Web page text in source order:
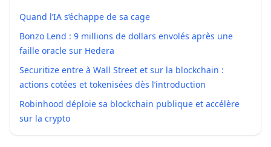
Quand l’IA s’échappe de sa cage
Bonzo Lend : 9 millions de dollars envolés après une
faille oracle sur Hedera
Securitize entre à Wall Street et sur la blockchain :
actions cotées et tokenisées dès l’introduction
Robinhood déploie sa blockchain publique et accélère
sur la crypto